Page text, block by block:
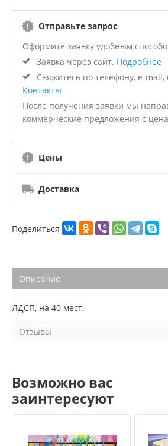
Отправьте запрос
Оформите заявку удобным
Заявка через сайт. Подробнее
Свяжитесь по телефону, e-mail,
Контакты
После получения заявки мы
коммерческие предложения с
Цены
Доставка
Поделиться
Описание
ЛДСП, на 40 мест.
Отзывы
Возможно вас
заинтересуют